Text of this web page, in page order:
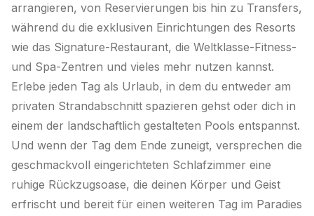
arrangieren, von Reservierungen bis hin zu Transfers,
während du die exklusiven Einrichtungen des Resorts
wie das Signature-Restaurant, die Weltklasse-Fitness-
und Spa-Zentren und vieles mehr nutzen kannst.
Erlebe jeden Tag als Urlaub, in dem du entweder am
privaten Strandabschnitt spazieren gehst oder dich in
einem der landschaftlich gestalteten Pools entspannst.
Und wenn der Tag dem Ende zuneigt, versprechen die
geschmackvoll eingerichteten Schlafzimmer eine
ruhige Rückzugsoase, die deinen Körper und Geist
erfrischt und bereit für einen weiteren Tag im Paradies